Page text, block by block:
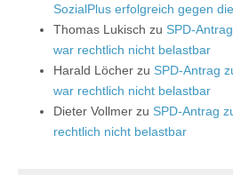
SozialPlus erfolgreich gegen
Thomas Lukisch zu SPD-
war rechtlich nicht belastbar
Harald Löcher zu SPD-Antrag
war rechtlich nicht belastbar
Dieter Vollmer zu SPD-Antrag
rechtlich nicht belastbar